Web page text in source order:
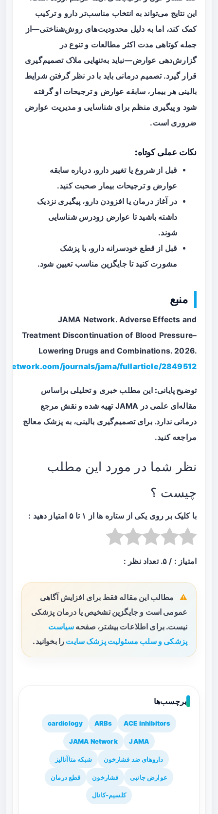
این نتایج می‌تواند به انتخاب مناسب‌تر دارو و ترکیب
کمک کند، اما به دلیل محدودیت‌های روش‌شناختی—از
جمله کوتاهی مدت اکثر مطالعات و تنوع در
گزارش‌دهی عوارض—نباید به‌تنهایی ملاک تصمیم‌گیری
قرار گیرد. تصمیم درمانی باید با در نظر گرفتن شرایط
بالینی هر بیمار، سابقه عوارض و ترجیحات او گرفته
شود و پیگیری منظم برای شناسایی و مدیریت عوارض
ضروری است.
نکات عملی کوتاه:
قبل از شروع یا تغییر دارو، درباره سابقه
عوارض و ترجیحات بیمار صحبت کنید.
در آغاز درمان یا افزودن دارو، پیگیری نزدیک
داشته باشید تا عوارض زودرس شناسایی
شوند.
قبل از قطع خودسرانه دارو، با پزشک
مشورت کنید تا جایگزین مناسب تعیین شود.
منبع
JAMA Network. Adverse Effects and
Treatment Discontinuation of Blood Pressure–
Lowering Drugs and Combinations. 2026.
journals/jama/fullarticle/2849512
توضیح پایانی: این مطلب خبری و تحلیلی براساس
مقاله‌ای علمی در JAMA تهیه شده و نقش مرجع
درمانی ندارد. برای تصمیم‌گیری بالینی، به پزشک معالج
مراجعه کنید.
نظر شما در مورد این مطلب
چیست ؟
با کلیک بر روی یکی از ستاره ها از ۱ تا ۵ امتیاز دهید :
امتیاز : / ۵. تعداد نظر :
مطالب این مقاله فقط برای افزایش آگاهی
عمومی است و جایگزین تشخیص یا درمان پزشکی
نیست. برای اطلاعات بیشتر، صفحه سیاست
پزشکی و سلب مسئولیت پزشک سایت را بخوانید.
برچسب‌ها
ACE inhibitors
ARBs
cardiology
JAMA
JAMA Network
داروهای ضد فشارخون شبکه متاآنالیز
عوارض جانبی فشارخون قطع درمان
کلسیم-کانال